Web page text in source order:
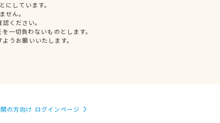
しています。
せん。
ください。
一切負わないものとします。
うお願いいたします。
の方向け ログインページ